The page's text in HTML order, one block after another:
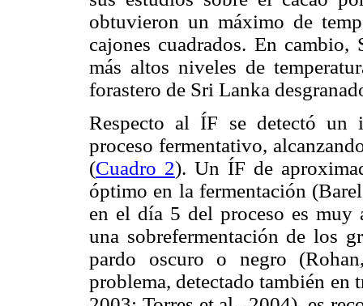
obtuvieron un máximo de
cajones cuadrados. En
más altos niveles de
forastero de Sri Lanka
Respecto al ÍF se detectó un
proceso fermentativo,
(Cuadro 2). Un ÍF de
óptimo en la fermentación
en el día 5 del proceso es muy
una sobrefermentación de los
pardo oscuro o negro
problema, detectado también en